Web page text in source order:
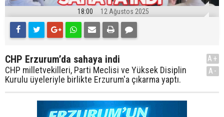
18:00 12 Ağustos 2025
CHP Erzurum’da sahaya indi
CHP milletvekilleri, Parti Meclisi ve Yüksek Disiplin
Kurulu üyeleriyle birlikte Erzurum'a çıkarma yaptı.
A+
A-